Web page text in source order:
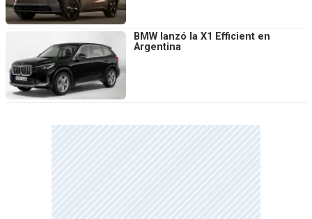
BMW lanzó la X1 Efficient en
Argentina